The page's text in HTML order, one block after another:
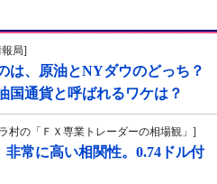
局]
は、原油とNYダウのどっち？
国通貨と呼ばれるワケは？
村の「ＦＸ専業トレーダーの相場観」]
常に高い相関性。0.74ドル付